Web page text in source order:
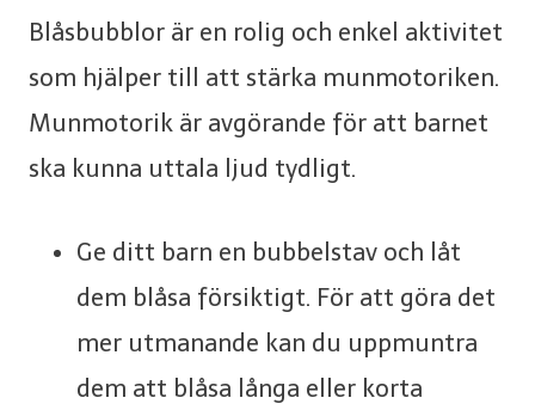
Blåsbubblor är en rolig och enkel aktivitet
som hjälper till att stärka munmotoriken.
Munmotorik är avgörande för att barnet
ska kunna uttala ljud tydligt.
Ge ditt barn en bubbelstav och låt
dem blåsa försiktigt. För att göra det
mer utmanande kan du uppmuntra
dem att blåsa långa eller korta